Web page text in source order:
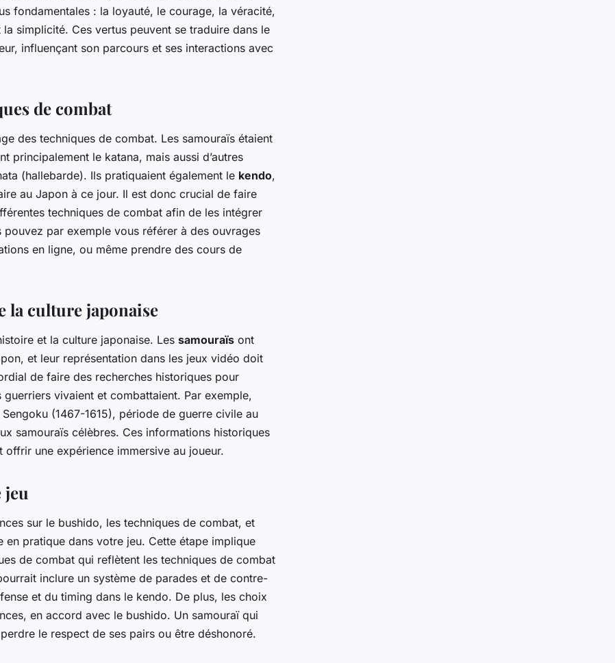
fondamentales : la loyauté, le courage, la véracité,
simplicité. Ces vertus peuvent se traduire dans le
influençant son parcours et ses interactions avec
de combat
des techniques de combat. Les samouraïs étaient
principalement le katana, mais aussi d’autres
(hallebarde). Ils pratiquaient également le kendo,
au Japon à ce jour. Il est donc crucial de faire
techniques de combat afin de les intégrer
par exemple vous référer à des ouvrages
en ligne, ou même prendre des cours de
la culture japonaise
et la culture japonaise. Les samouraïs ont
et leur représentation dans les jeux vidéo doit
de faire des recherches historiques pour
vivaient et combattaient. Par exemple,
(1467-1615), période de guerre civile au
samouraïs célèbres. Ces informations historiques
une expérience immersive au joueur.
jeu
sur le bushido, les techniques de combat, et
en pratique dans votre jeu. Cette étape implique
de combat qui reflètent les techniques de combat
inclure un système de parades et de contre-
et du timing dans le kendo. De plus, les choix
en accord avec le bushido. Un samouraï qui
le respect de ses pairs ou être déshonoré.